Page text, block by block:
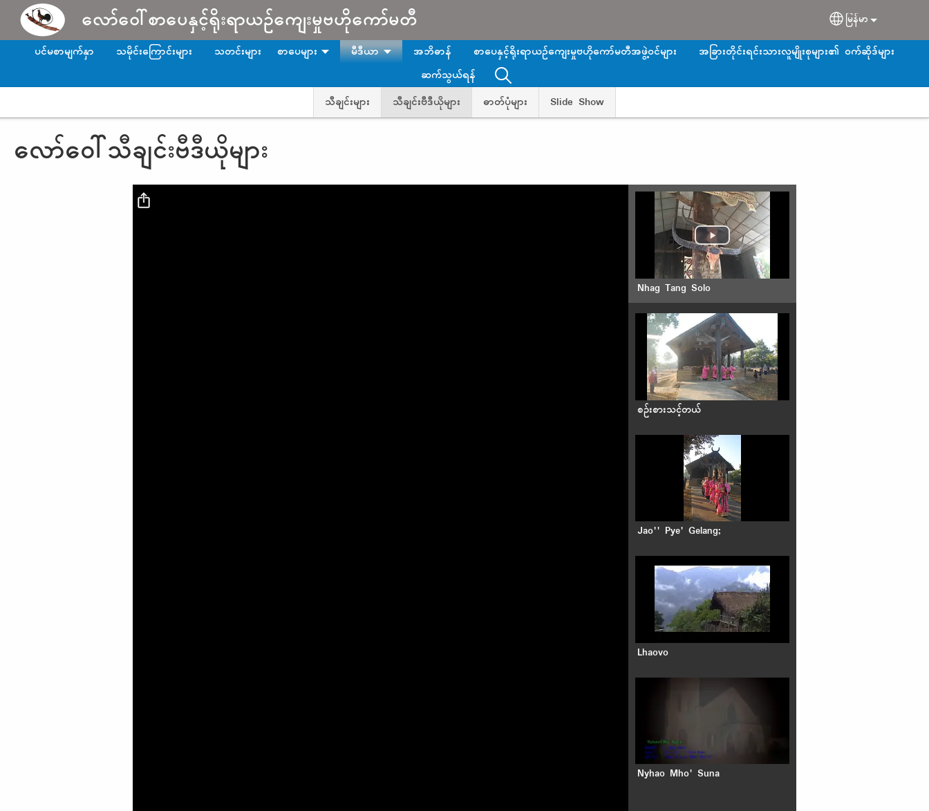
Skip to main contentလော်ဝေါ်စာပေနှင့်ရိုးရာယဉ်ကျေးမှုဗဟိုကော်မတီ Select your
မြန်မာ
ပင်မစာမျက်နှာ သမိုင်းကြောင်းများ သတင်းများ စာပေများ မီဒီယာ
သီချင်းများ သီချင်းဗီဒီယိုများ ဓာတ်ပုံများ Slide Show
အဘိဓာန် စာပေနှင့်ရိုးရာယဉ်ကျေးမှုဗဟိုကော်မတီအဖွဲ့ဝင်များ
အခြားတိုင်းရင်းသားလူမျိုးစုများ၏ ဝက်ဆိုဒ်များ
ဆက်သွယ်ရန်
လော်ဝေါ်သီချင်းဗီဒီယိုများ
Nhag Tang Solo
စဉ်းစားသင့်တယ်
Jao'' Pye' Gelang;
Lhaovo
Nyhao Mho' Suna